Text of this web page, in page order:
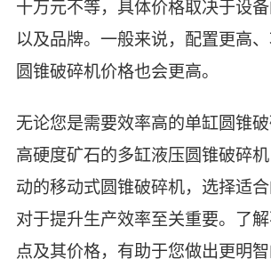
十万元不等，具体价格取决于设
以及品牌。一般来说，配置更高
圆锥破碎机价格也会更高。
无论您是需要效率高的单缸圆锥
高硬度矿石的多缸液压圆锥破碎
动的移动式圆锥破碎机，选择适
对于提升生产效率至关重要。了
点及其价格，有助于您做出更明智